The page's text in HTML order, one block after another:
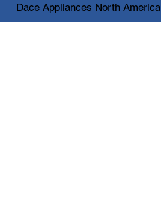
Dace Appliances North America